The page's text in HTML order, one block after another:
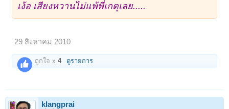
เง้อ เสียงหวานไม่แพ้พี่เกตุเลย.....
29 สิงหาคม 2010
ถูกใจ x4 ดูรายการ
klangprai